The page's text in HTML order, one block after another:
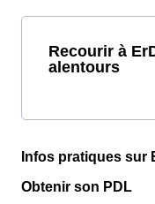
Recourir à
alentours
Infos pratiques sur
Obtenir son PDL